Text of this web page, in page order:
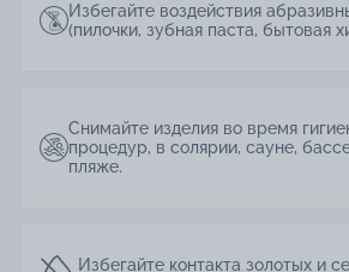
Избегайте воздействия
(пилочки, зубная паста, бытовая
Снимайте изделия во время
процедур, в солярии, сауне,
пляже.
Избегайте контакта золотых и